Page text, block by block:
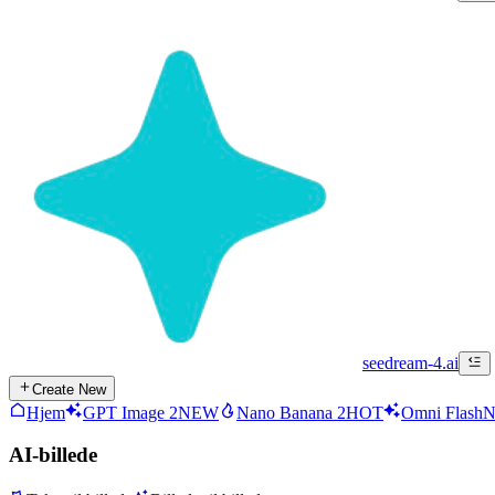
seedream-4.ai
Create New
Hjem GPT Image 2NEW Nano Banana 2HOT Omni Flash
AI-billede